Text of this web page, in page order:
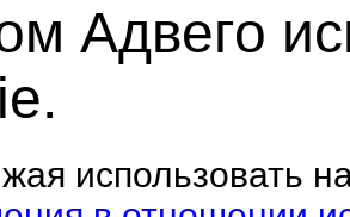
Адвего
использовать